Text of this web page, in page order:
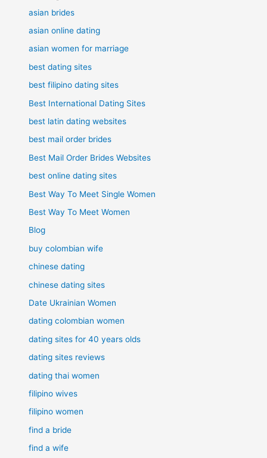
asian brides
asian online dating
asian women for marriage
best dating sites
best filipino dating sites
Best International Dating Sites
best latin dating websites
best mail order brides
Best Mail Order Brides Websites
best online dating sites
Best Way To Meet Single Women
Best Way To Meet Women
Blog
buy colombian wife
chinese dating
chinese dating sites
Date Ukrainian Women
dating colombian women
dating sites for 40 years olds
dating sites reviews
dating thai women
filipino wives
filipino women
find a bride
find a wife